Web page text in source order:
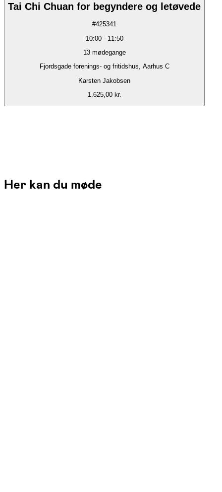
Tai Chi Chuan for begyndere og letøvede
#425341
10:00- 11:50
13 mødegange
Fjordsgade forenings- og fritidshus, Aarhus C
Karsten Jakobsen
1.625,00 kr.
Her kan du møde